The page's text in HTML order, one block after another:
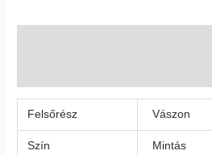
Felsőrész Vászon
Szín Mintás